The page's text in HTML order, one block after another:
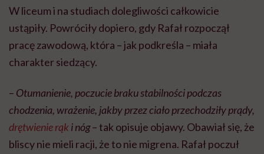
W liceum i na studiach dolegliwości całkowicie
ustąpiły. Powróciły dopiero, gdy Rafał rozpoczął
pracę zawodową, która – jak podkreśla – miała
charakter siedzący.
– Otumanienie, poczucie braku stabilności podczas
chodzenia, wrażenie, jakby przez ciało przechodziły prądy,
drętwienie rąki nóg– tak opisuje objawy. Obawiał się, że
bliscy nie mieli racji, że to nie migrena. Rafał poczuł